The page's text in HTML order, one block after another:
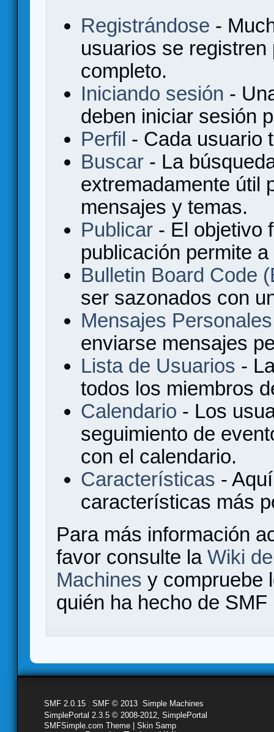
Registrándose -
usuarios se
completo.
Iniciando sesión -
deben iniciar sesión
Perfil - Cada usuario
Buscar - La
extremadamente útil
mensajes y temas.
Publicar - El objetivo
publicación permite
Bulletin Board Code
ser sazonados con
Mensajes Personales
enviarse mensajes
Lista de Usuarios -
todos los miembros
Calendario - Los
seguimiento de
con el calendario.
Características -
características más
Para más información
favor consulte la Wiki
Machines y compruebe
quién ha hecho de
SMF 2.0.15 SMF © 2013 Simple Machines
SimplePortal 2.3.5 © 2008-2012, SimplePortal
SMFSimple.com Theme | Skin Samp